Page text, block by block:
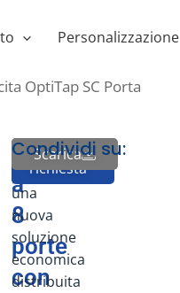
Personalizzazione
OptiTap SC Porta
MST
a
8
porte
con
FiberHub
è
una
nuova
soluzione
economica
distribuita
Invia
richiesta
Scarica
Condividi su: